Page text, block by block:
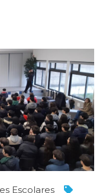
Escolares